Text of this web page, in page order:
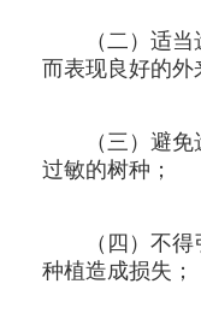
（二）适
而表现良好的外
（三）避
过敏的树种；
（四）不
种植造成损失；